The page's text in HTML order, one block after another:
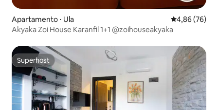
Apartamento ⋅ Ula 4,86 de uma
4,86 (76)
Akyaka Zoi House Karanfil 1+1 @zoihouseakyaka
Superhost
Superhost